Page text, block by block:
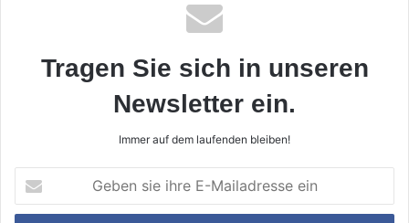
Tragen Sie sich in unseren
Newsletter ein.
Immer auf dem laufenden bleiben!
sie
ihre